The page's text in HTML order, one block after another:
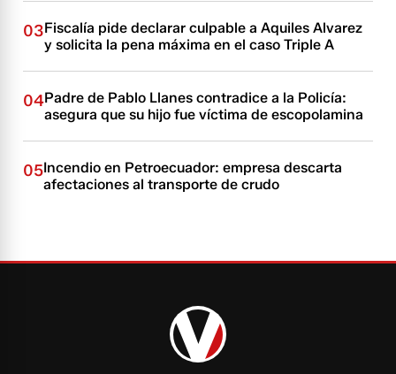
03Fiscalía pide declarar culpable a Aquiles Alvarez
y solicita la pena máxima en el caso Triple A
04Padre de Pablo Llanes contradice a la Policía:
asegura que su hijo fue víctima de escopolamina
05Incendio en Petroecuador: empresa descarta
afectaciones al transporte de crudo